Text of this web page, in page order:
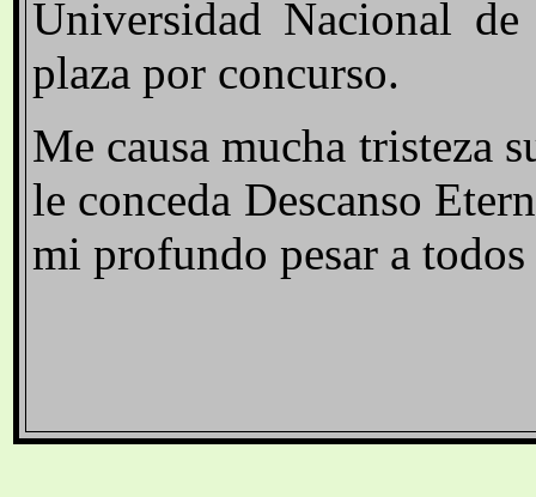
Universidad Nacional
plaza por concurso.
Me causa mucha tristeza
le conceda Descanso
mi profundo pesar a